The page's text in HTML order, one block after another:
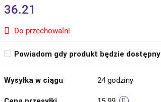
36.21
Do przechowalni
Powiadom gdy produkt będzie dostępny
Wysyłka w ciągu 24 godziny